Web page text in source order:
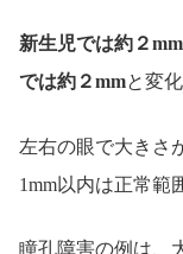
新生児では約２
では約２mmと変
左右の眼で大きさ
1mm以内は正常範
瞳孔障害の例は、